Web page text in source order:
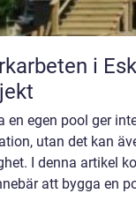
i
en egen pool ger
utan det kan
I denna artikel
att bygga en